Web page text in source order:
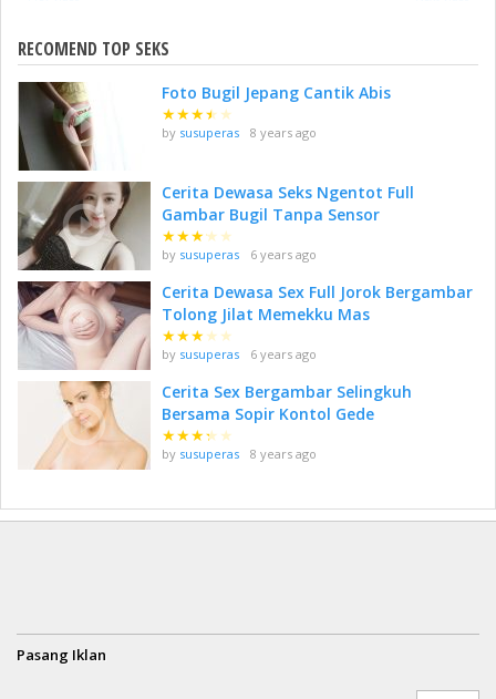
RECOMEND TOP SEKS
Foto Bugil Jepang Cantik Abis
★★★★ ★
by susuperas 8 years ago
Cerita Dewasa Seks Ngentot Full
Gambar Bugil Tanpa Sensor
★★★★ ★
by susuperas 6 years ago
Cerita Dewasa Sex Full Jorok Bergambar
Tolong Jilat Memekku Mas
★★★★ ★
by susuperas 6 years ago
Cerita Sex Bergambar Selingkuh
Bersama Sopir Kontol Gede
★★★★ ★
by susuperas 8 years ago
Pasang Iklan